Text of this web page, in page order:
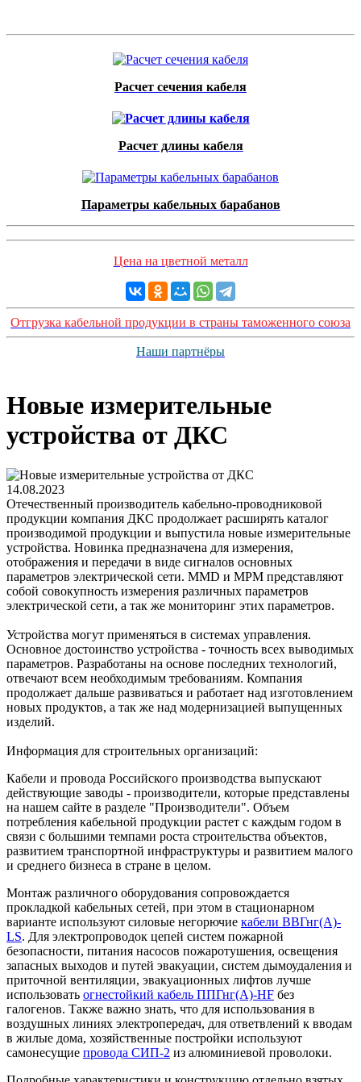
Расчет сечения кабеля
Расчет длины кабеля
Параметры кабельных барабанов
Цена на цветной металл
Отгрузка кабельной продукции в страны таможенного союза
Наши партнёры
Новые измерительные
устройства от ДКС
14.08.2023
Отечественный производитель кабельно-проводниковой
продукции компания ДКС продолжает расширять каталог
производимой продукции и выпустила новые измерительные
устройства. Новинка предназначена для измерения,
отображения и передачи в виде сигналов основных
параметров электрической сети. MMD и MPM представляют
собой совокупность измерения различных параметров
электрической сети, а так же мониторинг этих параметров.
Устройства могут применяться в системах управления.
Основное достоинство устройства - точность всех выводимых
параметров. Разработаны на основе последних технологий,
отвечают всем необходимым требованиям. Компания
продолжает дальше развиваться и работает над изготовлением
новых продуктов, а так же над модернизацией выпущенных
изделий.
Информация для строительных организаций:
Кабели и провода Российского производства выпускают
действующие заводы - производители, которые представлены
на нашем сайте в разделе "Производители". Объем
потребления кабельной продукции растет с каждым годом в
связи с большими темпами роста строительства объектов,
развитием транспортной инфраструктуры и развитием малого
и среднего бизнеса в стране в целом.
Монтаж различного оборудования сопровождается
прокладкой кабельных сетей, при этом в стационарном
варианте используют силовые негорючие кабели ВВГнг(А)-
LS. Для электропроводок цепей систем пожарной
безопасности, питания насосов пожаротушения, освещения
запасных выходов и путей эвакуации, систем дымоудаления и
приточной вентиляции, эвакуационных лифтов лучше
использовать огнестойкий кабель ППГнг(А)-HF без
галогенов. Также важно знать, что для использования в
воздушных линиях электропередач, для ответвлений к вводам
в жилые дома, хозяйственные постройки используют
самонесущие провода СИП-2 из алюминиевой проволоки.